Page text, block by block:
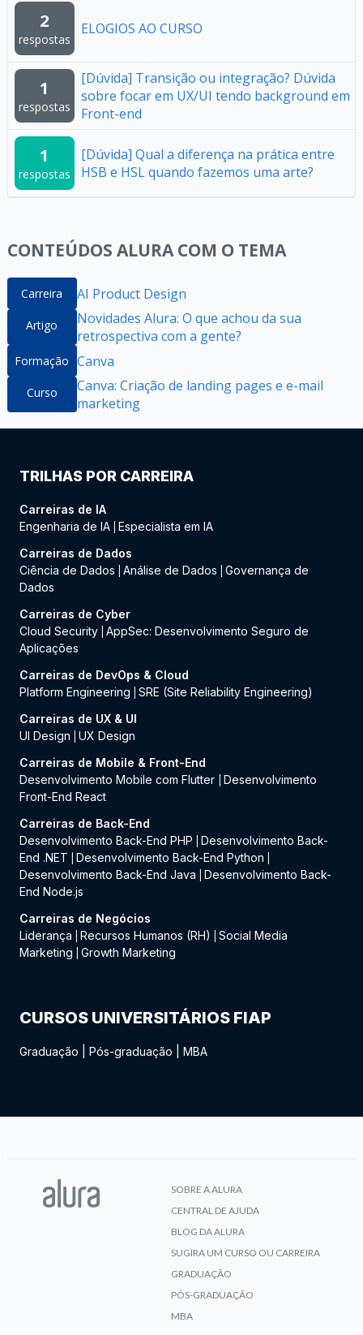
2
respostas
ELOGIOS AO CURSO
1
respostas
[Dúvida] Transição ou integração? Dúvida
sobre focar em UX/UI tendo background em
Front-end
1
respostas
[Dúvida] Qual a diferença na prática entre
HSB e HSL quando fazemos uma arte?
CONTEÚDOS ALURA COM O TEMA
Carreira AI Product Design
Artigo
Novidades Alura: O que achou da sua
retrospectiva com a gente?
Formação Canva
Curso
Canva: Criação de landing pages e e-mail
marketing
TRILHAS POR CARREIRA
Carreiras de IA
Engenharia de IA Especialista em IA
Carreiras de Dados
Ciência de Dados
Análise de Dados
Governança de
Dados
Carreiras de Cyber
Cloud Security AppSec: Desenvolvimento Seguro de
Aplicações
Carreiras de DevOps & Cloud
Platform Engineering
SRE (Site Reliability Engineering)
Carreiras de UX & UI
UI Design
UX Design
Carreiras de Mobile & Front-End
Desenvolvimento Mobile com Flutter
Desenvolvimento
Front-End React
Carreiras de Back-End
Desenvolvimento Back-End PHP
Desenvolvimento Back-
End .NET
Desenvolvimento Back-End Python
Desenvolvimento Back-End Java
Desenvolvimento Back-
End Node.js
Carreiras de Negócios
Liderança
Recursos Humanos (RH)
Social Media
Marketing
Growth Marketing
CURSOS UNIVERSITÁRIOS FIAP
Graduação Pós-graduação MBA
SOBRE A ALURA
CENTRAL DE AJUDA
BLOG DA ALURA
SUGIRA UM CURSO OU CARREIRA
GRADUAÇÃO
PÓS-GRADUAÇÃO
MBA